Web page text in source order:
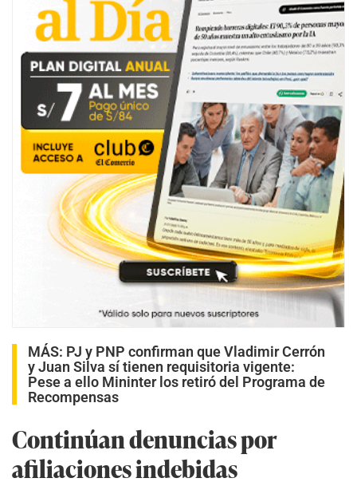
MÁS: PJ y PNP confirman que Vladimir Cerrón
y Juan Silva sí tienen requisitoria vigente:
Pese a ello Mininter los retiró del Programa de
Recompensas
Continúan denuncias por
afiliaciones indebidas